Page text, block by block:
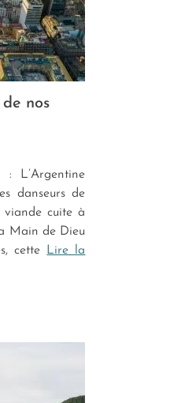
de nos
L’Argentine
danseurs de
viande cuite à
Main de Dieu
cette Lire la